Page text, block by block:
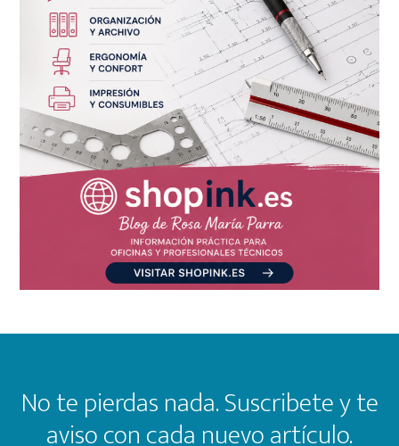
Footer
No te pierdas nada. Suscribete y te
aviso con cada nuevo artículo.